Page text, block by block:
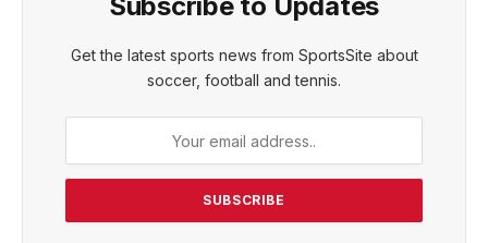
Get the latest sports news from SportsSite about
soccer, football and tennis.